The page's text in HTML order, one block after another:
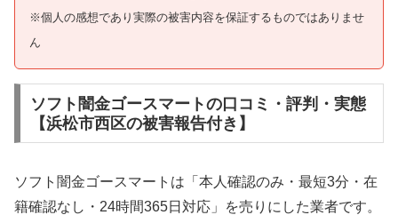
※個人の感想であり実際の被害内容を保証するものではありませ
ん
ソフト闇金ゴースマートの口コミ・評判・実態
【浜松市西区の被害報告付き】
ソフト闇金ゴースマートは「本人確認のみ・最短3分・在
籍確認なし・24時間365日対応」を売りにした業者です。